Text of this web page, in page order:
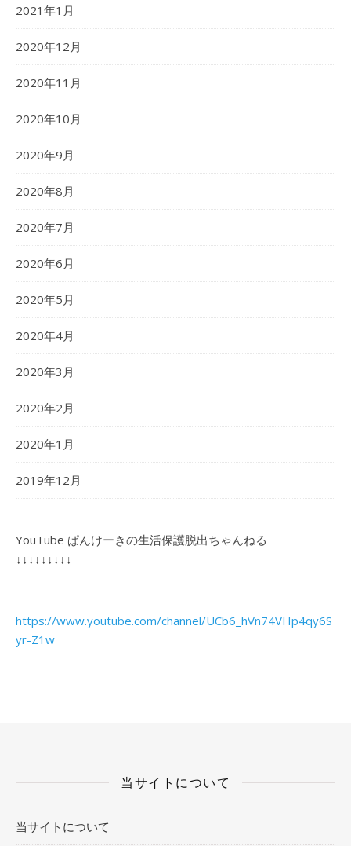
2021年1月
2020年12月
2020年11月
2020年10月
2020年9月
2020年8月
2020年7月
2020年6月
2020年5月
2020年4月
2020年3月
2020年2月
2020年1月
2019年12月
YouTube ぱんけーきの生活保護脱出ちゃんねる
↓↓↓↓↓↓↓↓↓
https://www.youtube.com/channel/UCb6_hVn74VHp4qy6S
yr-Z1w
当サイトについて
当サイトについて